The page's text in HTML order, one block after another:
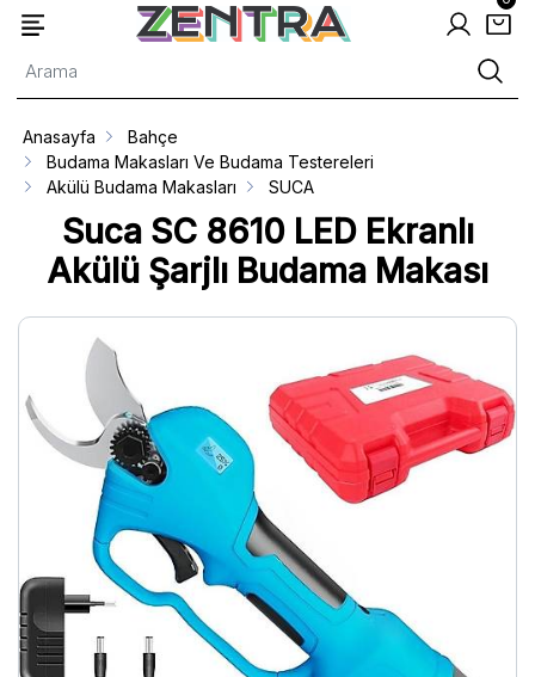
Suca SC 8610 LED Ekranlı
Akülü Şarjlı Budama Makası
Anasayfa
Bahçe
Budama Makasları Ve Budama Testereleri
Akülü Budama Makasları
SUCA